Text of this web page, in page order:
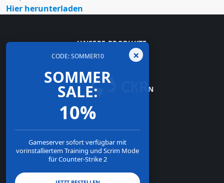
Hier herunterladen
UNSERE PRODUKTE
UNSER UNTERNEHMEN
ZAHLUNGSARTEN
×
CODE: SOMMER10
SOMMER
SALE:
10%
Gameserver sofort verfügbar mit
vorinstalliertem Training und Scrim Mode
für Counter-Strike 2